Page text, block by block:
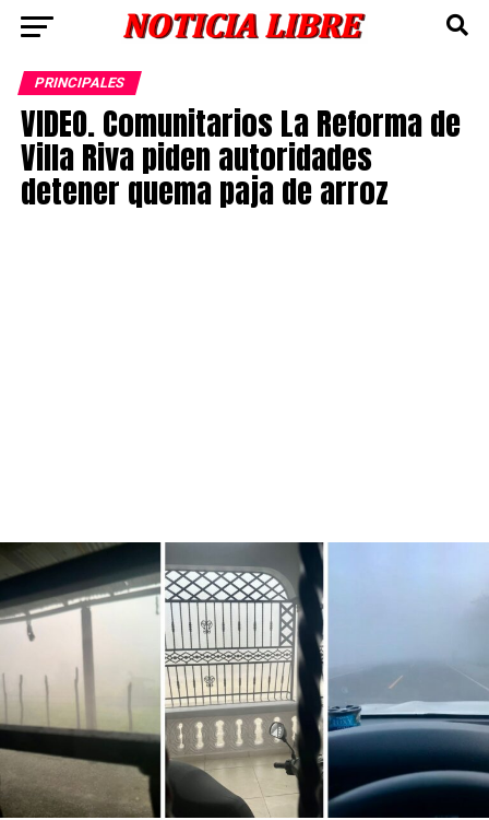
PRINCIPALES
VIDEO. Comunitarios La Reforma de
Villa Riva piden autoridades
detener quema paja de arroz